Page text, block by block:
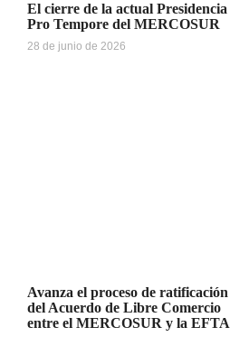
El cierre de la actual Presidencia
Pro Tempore del MERCOSUR
28 de junio de 2026
Avanza el proceso de ratificación
del Acuerdo de Libre Comercio
entre el MERCOSUR y la EFTA